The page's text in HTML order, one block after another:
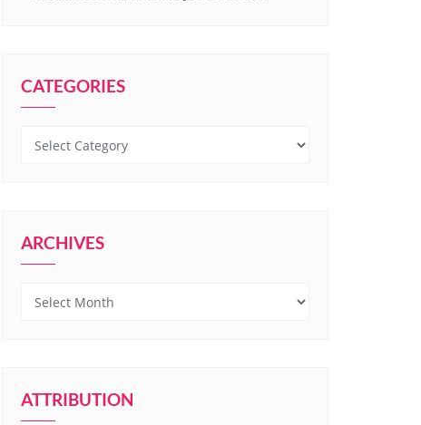
CATEGORIES
Categories
ARCHIVES
Archives
ATTRIBUTION